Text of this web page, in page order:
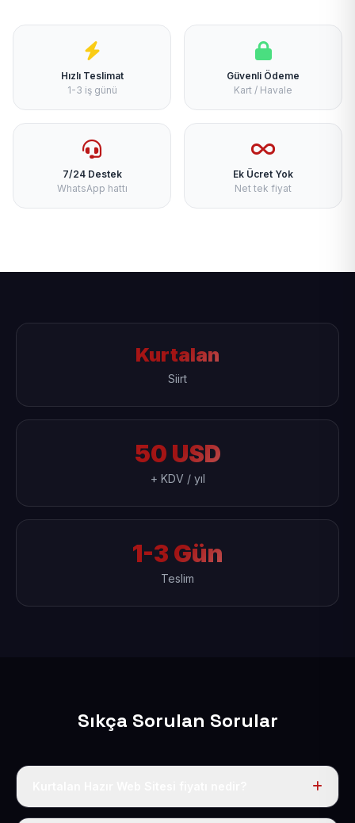
Hızlı Teslimat
1-3 iş günü
Güvenli Ödeme
Kart / Havale
7/24 Destek
WhatsApp hattı
Ek Ücret Yok
Net tek fiyat
Kurtalan
Siirt
50 USD
+ KDV / yıl
1-3 Gün
Teslim
Sıkça Sorulan Sorular
Tek fiyat uygulanır: yıllık 50 USD + KDV. Bu bedele alan